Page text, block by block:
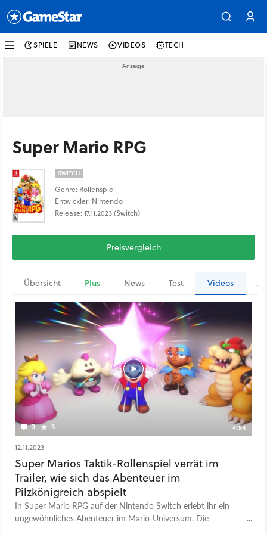
SPIELE NEWS VIDEOS TECH
Super Mario RPG
SWITCH
Genre: Rollenspiel
Entwickler: Nintendo
Release: 17.11.2023 (Switch)
Preisvergleich
Übersicht Plus News Test Videos
3 3
4:54
12.11.2023
Super Marios Taktik-Rollenspiel verrät im
Trailer, wie sich das Abenteuer im
Pilzkönigreich abspielt
In Super Mario RPG auf der Nintendo Switch erlebt ihr ein
ungewöhnliches Abenteuer im Mario-Universum. Die